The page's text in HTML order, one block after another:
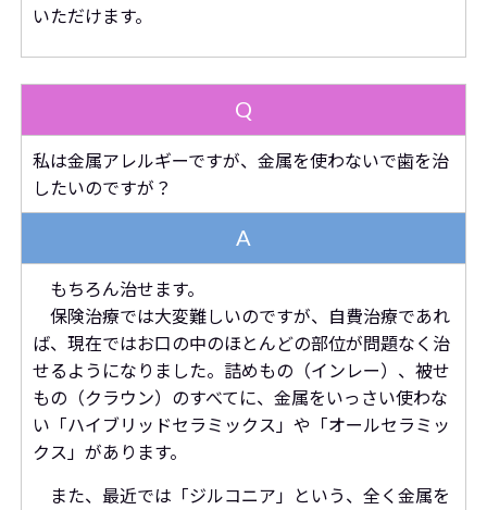
いただけます。
Q
私は金属アレルギーですが、金属を使わないで歯を治
したいのですが？
A
もちろん治せます。
保険治療では大変難しいのですが、自費治療であれ
ば、現在ではお口の中のほとんどの部位が問題なく治
せるようになりました。詰めもの（インレー）、被せ
もの（クラウン）のすべてに、金属をいっさい使わな
い「ハイブリッドセラミックス」や「オールセラミッ
クス」があります。
また、最近では「ジルコニア」という、全く金属を